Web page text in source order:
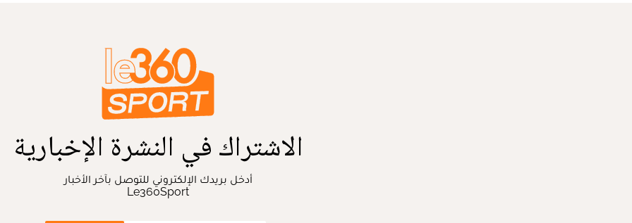
الاشتراك في النشرة الإخبارية
أدخل بريدك الإلكتروني للتوصل بآخر الأخبار
Le360Sport